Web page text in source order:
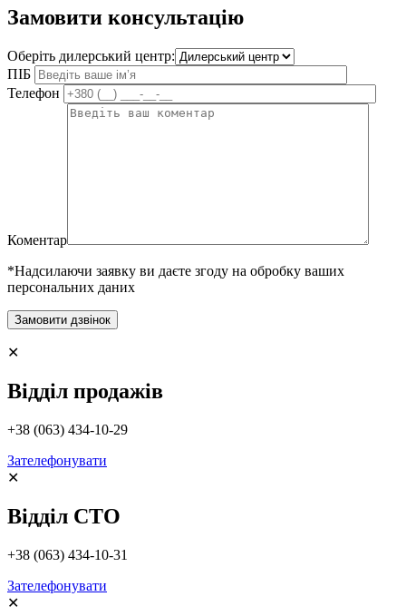
Замовити консультацію
Оберіть дилерський центр:
ПІБ
Телефон
Коментар
*Надсилаючи заявку ви даєте згоду на обробку ваших
персональних даних
✕
Відділ продажів
+38 (063) 434-10-29
Зателефонувати
✕
Відділ СТО
+38 (063) 434-10-31
Зателефонувати
✕